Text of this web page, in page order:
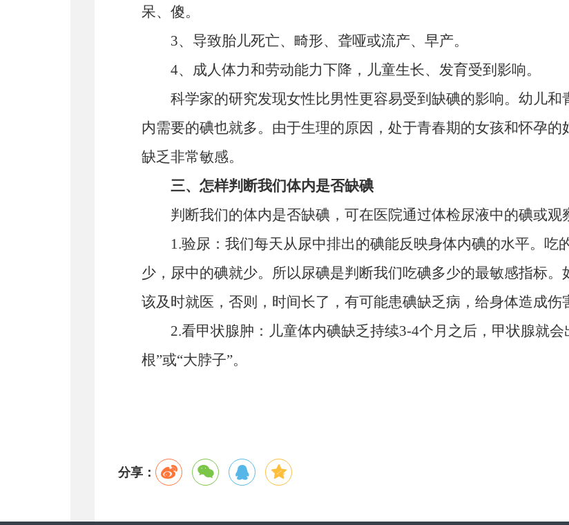
呆、傻。
3、导致胎儿死亡、畸形、聋哑或流产、早产。
4、成人体力和劳动能力下降，儿童生长、发育受到影响。
科学家的研究发现女性比男性更容易受到缺碘的影响。幼儿和
内需要的碘也就多。由于生理的原因，处于青春期的女孩和怀孕
缺乏非常敏感。
三、怎样判断我们体内是否缺碘
判断我们的体内是否缺碘，可在医院通过体检尿液中的碘或观
1.验尿：我们每天从尿中排出的碘能反映身体内碘的水平。吃
少，尿中的碘就少。所以尿碘是判断我们吃碘多少的最敏感指标
该及时就医，否则，时间长了，有可能患碘缺乏病，给身体造成伤
2.看甲状腺肿：儿童体内碘缺乏持续3-4个月之后，甲状腺就
根”或“大脖子”。
分享：